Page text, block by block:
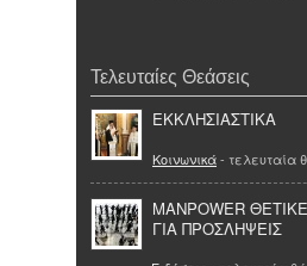
Τελευταίες Θεάσεις
ΕΚΚΛΗΣΙΑΣΤΙΚΑ
Κοινωνικά- τελευταία
MANPOWER
ΓΙΑ ΠΡΟΣΛΗΨΕΙΣ